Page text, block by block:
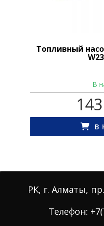
Топливный
В
В
РК, г. Алматы,
Телефон: